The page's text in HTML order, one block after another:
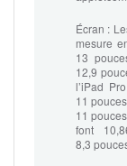
Écran :
mesure
13
12,9
l’iPad
11
11
font
8,3